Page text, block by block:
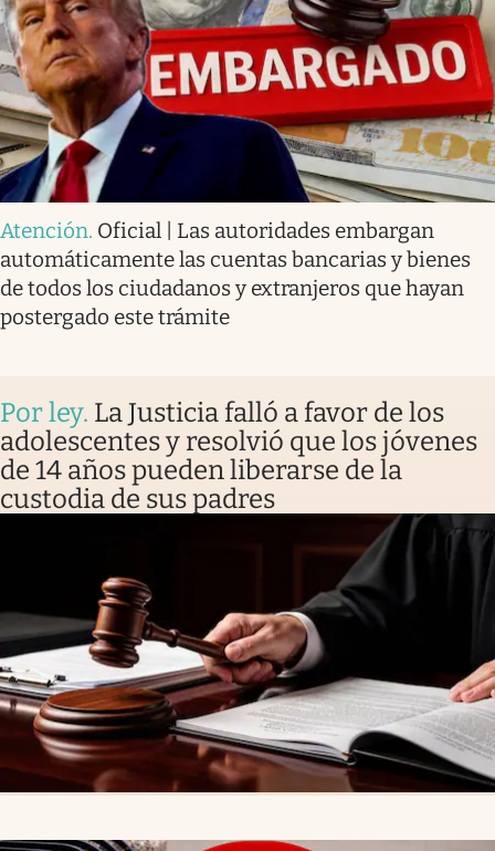
Atención. Oficial | Las autoridades embargan
automáticamente las cuentas bancarias y bienes
de todos los ciudadanos y extranjeros que hayan
postergado este trámite
Por ley. La Justicia falló a favor de los
adolescentes y resolvió que los jóvenes
de 14 años pueden liberarse de la
custodia de sus padres